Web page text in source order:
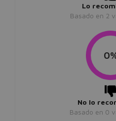
Lo
Basado en 2
No lo
Basado en 0